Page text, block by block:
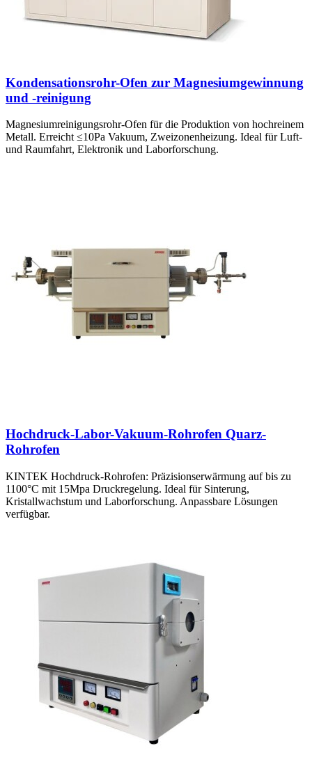
Kondensationsrohr-Ofen zur Magnesiumgewinnung
und -reinigung
Magnesiumreinigungsrohr-Ofen für die Produktion von hochreinem
Metall. Erreicht ≤10Pa Vakuum, Zweizonenheizung. Ideal für Luft-
und Raumfahrt, Elektronik und Laborforschung.
Hochdruck-Labor-Vakuum-Rohrofen Quarz-
Rohrofen
KINTEK Hochdruck-Rohrofen: Präzisionserwärmung auf bis zu
1100°C mit 15Mpa Druckregelung. Ideal für Sinterung,
Kristallwachstum und Laborforschung. Anpassbare Lösungen
verfügbar.